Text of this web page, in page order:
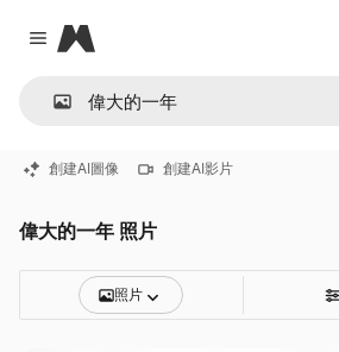
Close menu
Magnific
創建AI圖像 創建AI影片
偉大的一年 照片
照片